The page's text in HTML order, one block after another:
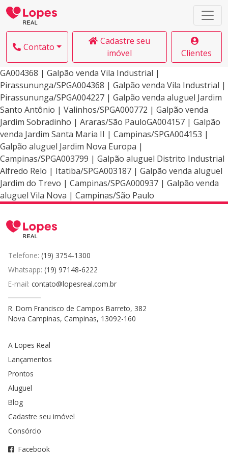
Contato
Cadastre seu
imóvel
Clientes
GA004368 | Galpão venda Vila Industrial |
Pirassununga/SPGA004368 | Galpão venda Vila Industrial |
Pirassununga/SPGA004227 | Galpão venda aluguel Jardim
Santo Antônio | Valinhos/SPGA000772 | Galpão venda
Jardim Sobradinho | Araras/São PauloGA004157 | Galpão
venda Jardim Santa Maria II | Campinas/SPGA004153 |
Galpão aluguel Jardim Nova Europa |
Campinas/SPGA003799 | Galpão aluguel Distrito Industrial
Alfredo Relo | Itatiba/SPGA003187 | Galpão venda aluguel
Jardim do Trevo | Campinas/SPGA000937 | Galpão venda
aluguel Vila Nova | Campinas/São Paulo
Telefone: (19) 3754-1300
Whatsapp: (19) 97148-6222
E-mail: contato@lopesreal.com.br
R. Dom Francisco de Campos Barreto, 382
Nova Campinas, Campinas, 13092-160
A Lopes Real
Lançamentos
Prontos
Aluguel
Blog
Cadastre seu imóvel
Consórcio
Facebook